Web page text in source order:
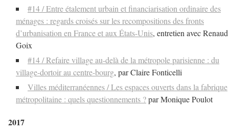
#14 / Entre étalement urbain et financiarisation ordinaire des
ménages : regards croisés sur les recompositions des fronts
d’urbanisation en France et aux États-Unis, entretien avec
Goix
#14 / Refaire village au-delà de la métropole parisienne : du
village-dortoir au centre-bourg, par Claire Fonticelli
Villes méditerranéennes / Les espaces ouverts dans la fabrique
métropolitaine : quels questionnements ?par Monique Poulot
2017